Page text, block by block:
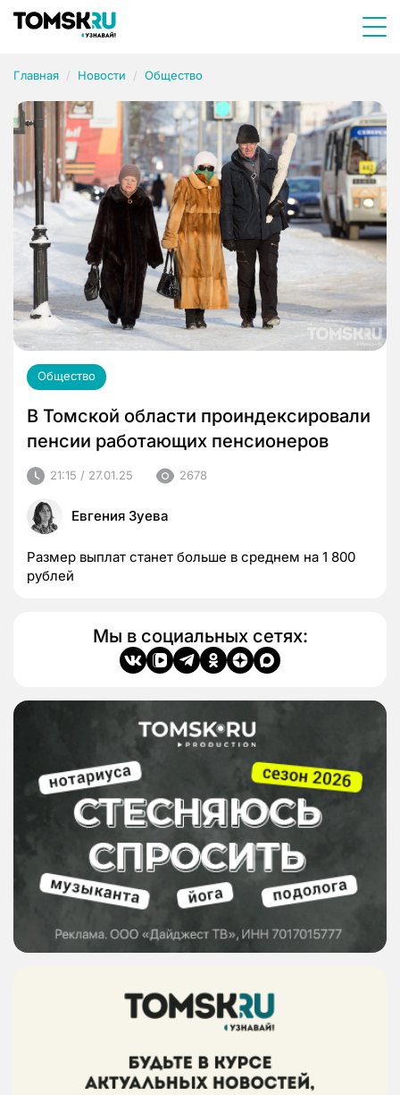
Главная Новости Общество
Общество
В Томской области проиндексировали
пенсии работающих пенсионеров
21:15 / 27.01.25 2678
Евгения Зуева
Размер выплат станет больше в среднем на 1 800
рублей
Мы в социальных сетях: